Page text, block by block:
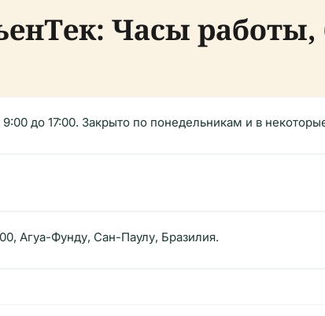
Часы
до 17:00. Закрыто по понедельникам и в
Агуа-Фунду, Сан-Паулу, Бразилия.